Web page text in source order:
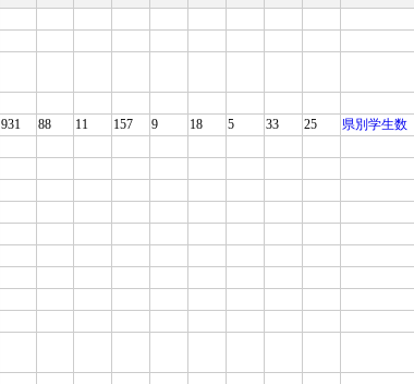
931 88 11 157 9 18 5 33 25
県別学生数